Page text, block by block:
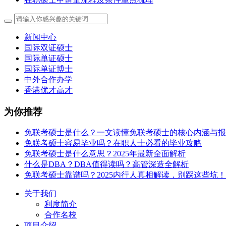
新闻中心
国际双证硕士
国际单证硕士
国际单证博士
中外合作办学
香港优才高才
为你推荐
免联考硕士是什么？一文读懂免联考硕士的核心内涵与
免联考硕士容易毕业吗？在职人士必看的毕业攻略
免联考硕士是什么意思？2025年最新全面解析
什么是DBA？DBA值得读吗？高管深造全解析
免联考硕士靠谱吗？2025内行人真相解读，别踩这些坑！
关于我们
利度简介
合作名校